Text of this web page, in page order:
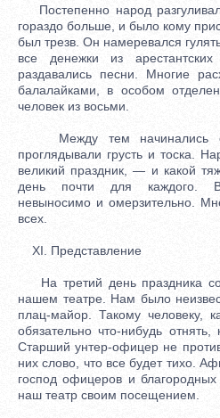
Постепенно народ
гораздо больше, и было кому
был трезв. Он намеревался
все денежки из
раздавались песни. Многие
балалайками, в особом
человек из восьми.
Между тем начинались
проглядывали грусть и тоска.
великий праздник, — и какой
день почти для каждого. В
невыносимо и омерзительно.
всех.
XI. Представление
На третий день праздника
нашем театре. Нам было
плац-майор. Такому человеку,
обязательно что-нибудь отнять,
Старший унтер-офицер не
них слово, что все будет тихо.
господ офицеров и
наш театр своим посещением.